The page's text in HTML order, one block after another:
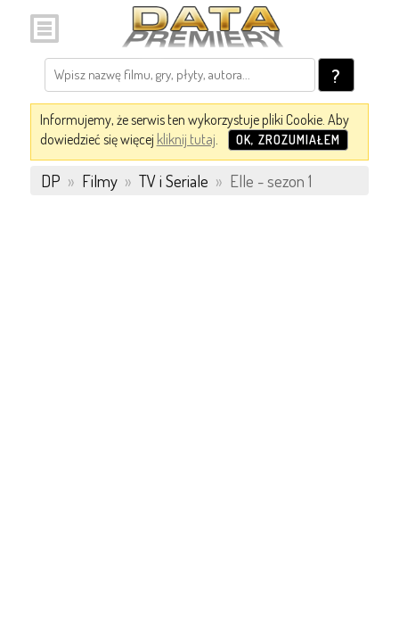
?
Informujemy, że serwis ten wykorzystuje pliki Cookie. Aby
dowiedzieć się więcej kliknij tutaj. OK, ZROZUMIAŁEM
DP » Filmy » TV i Seriale » Elle - sezon 1